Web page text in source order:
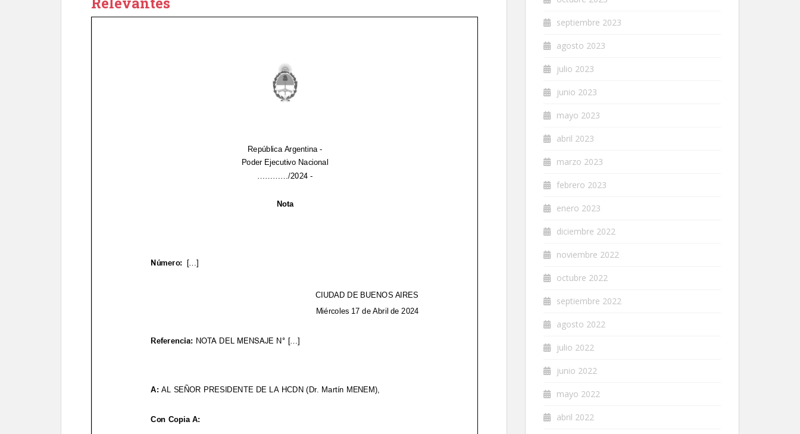
septiembre 2023
agosto 2023
julio 2023
junio 2023
mayo 2023
abril 2023
marzo 2023
febrero 2023
enero 2023
diciembre 2022
noviembre 2022
octubre 2022
septiembre 2022
agosto 2022
julio 2022
junio 2022
mayo 2022
abril 2022